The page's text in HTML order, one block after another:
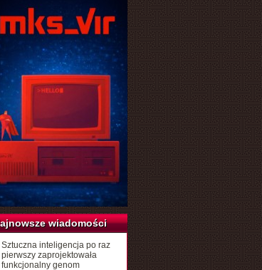
wiadomości
Sztuczna inteligencja po raz
pierwszy zaprojektowała
funkcjonalny genom